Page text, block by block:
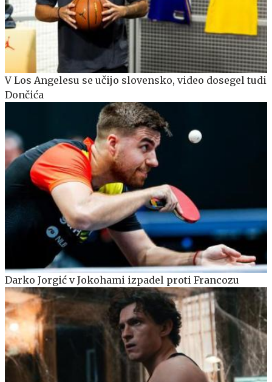
V Los Angelesu se učijo slovensko, video dosegel tudi
Dončića
Darko Jorgić v Jokohami izpadel proti Francozu